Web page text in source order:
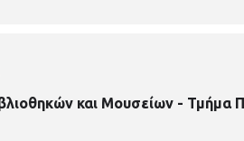
και Μουσείων - Τμήμα